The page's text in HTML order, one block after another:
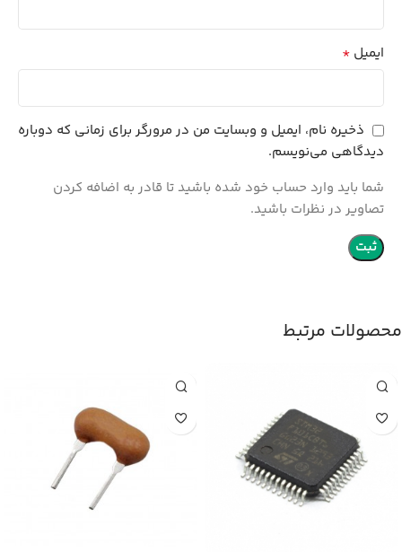
ایمیل *
ذخیره نام، ایمیل و وبسایت من در مرورگر برای زمانی که دوباره
دیدگاهی می‌نویسم.
شما باید وارد حساب خود شده باشید تا قادر به اضافه کردن
تصاویر در نظرات باشید.
محصولات مرتبط